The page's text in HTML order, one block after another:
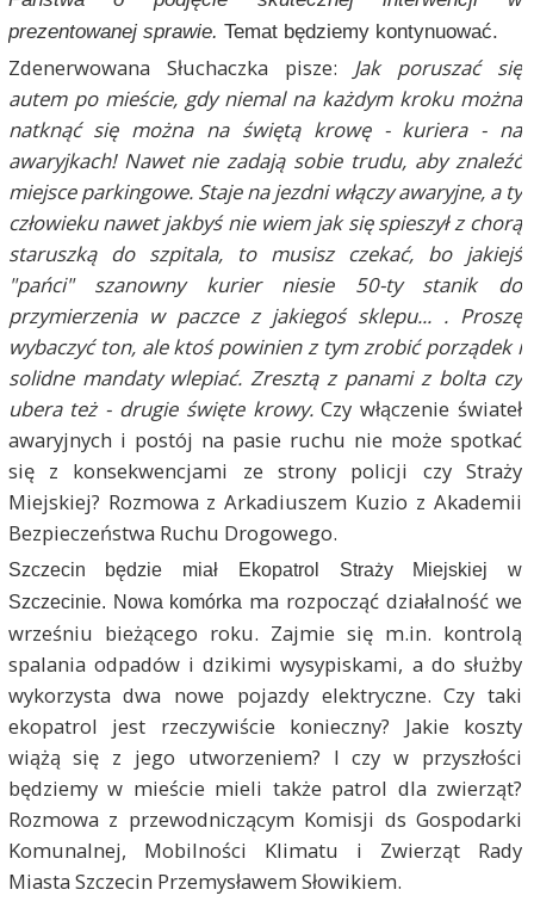
prezentowanej sprawie. Temat będziemy kontynuować.
Zdenerwowana Słuchaczka pisze: Jak poruszać się
autem po mieście, gdy niemal na każdym kroku można
natknąć się można na świętą krowę - kuriera - na
awaryjkach! Nawet nie zadają sobie trudu, aby znaleźć
miejsce parkingowe. Staje na jezdni włączy awaryjne, a ty
człowieku nawet jakbyś nie wiem jak się spieszył z chorą
staruszką do szpitala, to musisz czekać, bo jakiejś
"pańci" szanowny kurier niesie 50-ty stanik do
przymierzenia w paczce z jakiegoś sklepu... . Proszę
wybaczyć ton, ale ktoś powinien z tym zrobić porządek i
solidne mandaty wlepiać. Zresztą z panami z bolta czy
ubera też - drugie święte krowy.Czy włączenie świateł
awaryjnych i postój na pasie ruchu nie może spotkać
się z konsekwencjami ze strony policji czy Straży
Miejskiej? Rozmowa z Arkadiuszem Kuzio z Akademii
Bezpieczeństwa Ruchu Drogowego.
Szczecin będzie miał Ekopatrol Straży Miejskiej w
Szczecinie. Nowa komórka ma rozpocząć działalność we
wrześniu bieżącego roku. Zajmie się m.in. kontrolą
spalania odpadów i dzikimi wysypiskami, a do służby
wykorzysta dwa nowe pojazdy elektryczne. Czy taki
ekopatrol jest rzeczywiście konieczny? Jakie koszty
wiążą się z jego utworzeniem? I czy w przyszłości
będziemy w mieście mieli także patrol dla zwierząt?
Rozmowa z przewodniczącym Komisji ds Gospodarki
Komunalnej, Mobilności Klimatu i Zwierząt Rady
Miasta Szczecin Przemysławem Słowikiem.